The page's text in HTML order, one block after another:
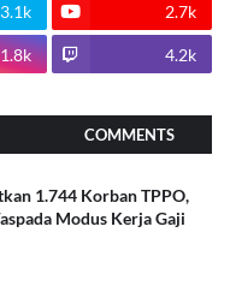
3.1k 2.7k
1.8k 4.2k
COMMENTS
1.744 Korban TPPO,
Modus Kerja Gaji